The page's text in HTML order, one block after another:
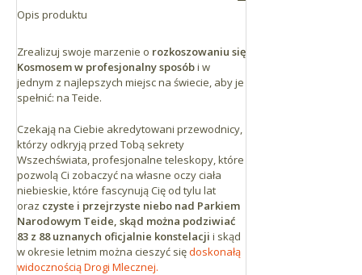
Drogą TF-21, która łączy La Orotava z El
Narodowy Teide. Kolejka linowa znajduje
się na jej 43. km. (N28º 15' 17" W16º 37' 33")
Drogą TF-23, z Boca de Tauce do Chío,
która łączy się z drogą TF-21.
Dojazd z południa wyspy
Drogą TF-21 z Vilaflor do Parku
Narodowego Teide, wjazd dla kurortów
turystycznych Playa de Las Américas i Los
Cristianos.
Jeśli znajdujesz się w pobliżu Santa Cruz lub La
Laguna
Jeśli zechcesz zatrzymać się w hotelu Parador,
nie powinno być żadnego problemu. Będziesz
hotelu.
Opis produktu
Zrealizuj swoje marzenie o rozkoszowaniu się
Kosmosem w profesjonalny sposóbi w
jednym z najlepszych miejsc na świecie, aby je
spełnić: na Teide.
Czekają na Ciebie akredytowani przewodnicy,
którzy odkryją przed Tobą sekrety
Wszechświata, profesjonalne teleskopy, które
pozwolą Ci zobaczyć na własne oczy ciała
niebieskie, które fascynują Cię od tylu lat
oraz czyste i przejrzyste niebo nad Parkiem
Narodowym Teide, skąd można podziwiać
83 z 88 uznanych oficjalnie konstelacji i skąd
w okresie letnim można cieszyć siędoskonałą
widocznością Drogi Mlecznej.